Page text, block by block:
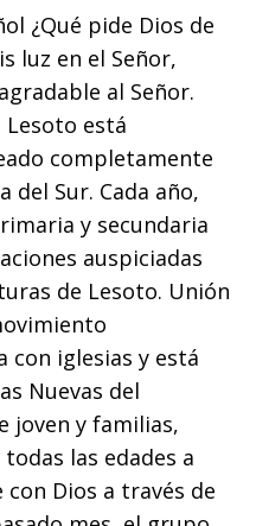
¿Qué pide Dios de
luz en el Señor,
al Señor.
Lesoto está
completamente
del Sur. Cada año,
y secundaria
auspiciadas
de Lesoto. Unión
con iglesias y está
Nuevas del
joven y familias,
las edades a
Dios a través de